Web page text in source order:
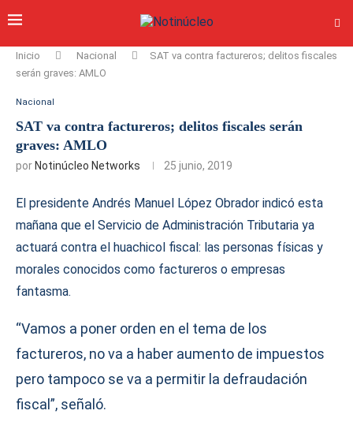
Inicio Nacional
SAT va contra factureros; delitos fiscales
serán graves: AMLO
Nacional
SAT va contra factureros; delitos fiscales serán
graves: AMLO
por Notinúcleo Networks 25 junio, 2019
El presidente Andrés Manuel López Obrador indicó esta
mañana que el Servicio de Administración Tributaria ya
actuará contra el huachicol fiscal: las personas físicas y
morales conocidos como factureros o empresas
fantasma.
“Vamos a poner orden en el tema de los
factureros, no va a haber aumento de impuestos
pero tampoco se va a permitir la defraudación
fiscal”, señaló.